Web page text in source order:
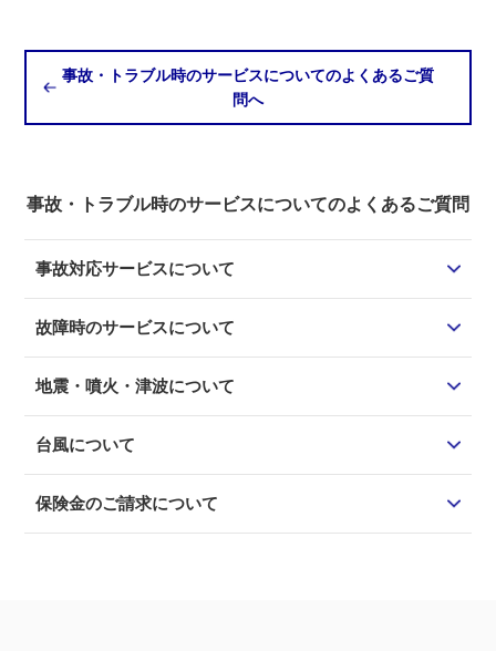
事故・トラブル時のサービスについてのよくあるご質
問へ
事故・トラブル時のサービスについてのよくあるご質問
事故対応サービスについて
故障時のサービスについて
地震・噴火・津波について
台風について
保険金のご請求について